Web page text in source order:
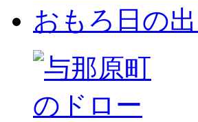
おもろ日の